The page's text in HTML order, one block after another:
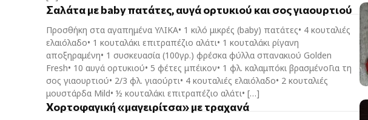
Σαλάτα με baby πατάτες, αυγά ορτυκιού και σος γιαουρτιού
Προσθήκη στα αγαπημένα ΥΛΙΚΑ• 1 κιλό μικρές (baby) πατάτες• 4 κουταλιές
ελαιόλαδο• 1 κουταλάκι επιτραπέζιο αλάτι• 1 κουταλάκι ρίγανη
αποξηραμένη• 1 συσκευασία (100γρ.) φρέσκα φύλλα σπανακιού Golden
Fresh• 10 αυγά ορτυκιού• 5 φέτες μπέικον• 1 φλ. καλαμπόκι βρασμένοΓια τη
σος γιαουρτιού• 2/3 φλ. γιαούρτι• 4 κουταλιές ελαιόλαδο• 2 κουταλιές
μουστάρδα Mild• ½ κουταλάκι επιτραπέζιο αλάτι• […]
Χορτοφαγική «μαγειρίτσα» με τραχανά